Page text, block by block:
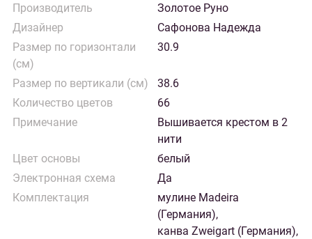
Производитель
Золотое Руно
Дизайнер
Сафонова Надежда
Размер по горизонтали
(см)
30.9
Размер по вертикали (см)
38.6
Количество цветов
66
Примечание
Вышивается крестом в 2
нити
Цвет основы
белый
Электронная схема
Да
Комплектация
мулине Madeira
(Германия),
канва Zweigart (Германия),